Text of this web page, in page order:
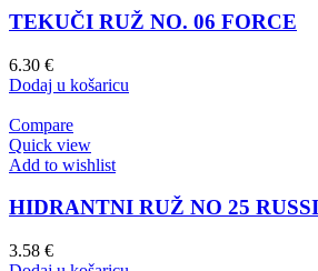
TEKUČI RUŽ NO. 06 FORCE
6.30 €
Dodaj u košaricu
Compare
Quick view
Add to wishlist
HIDRANTNI RUŽ NO 25
3.58 €